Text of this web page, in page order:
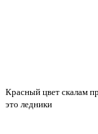
Есть на